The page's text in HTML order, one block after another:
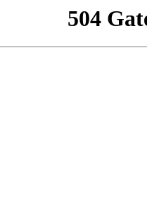
504